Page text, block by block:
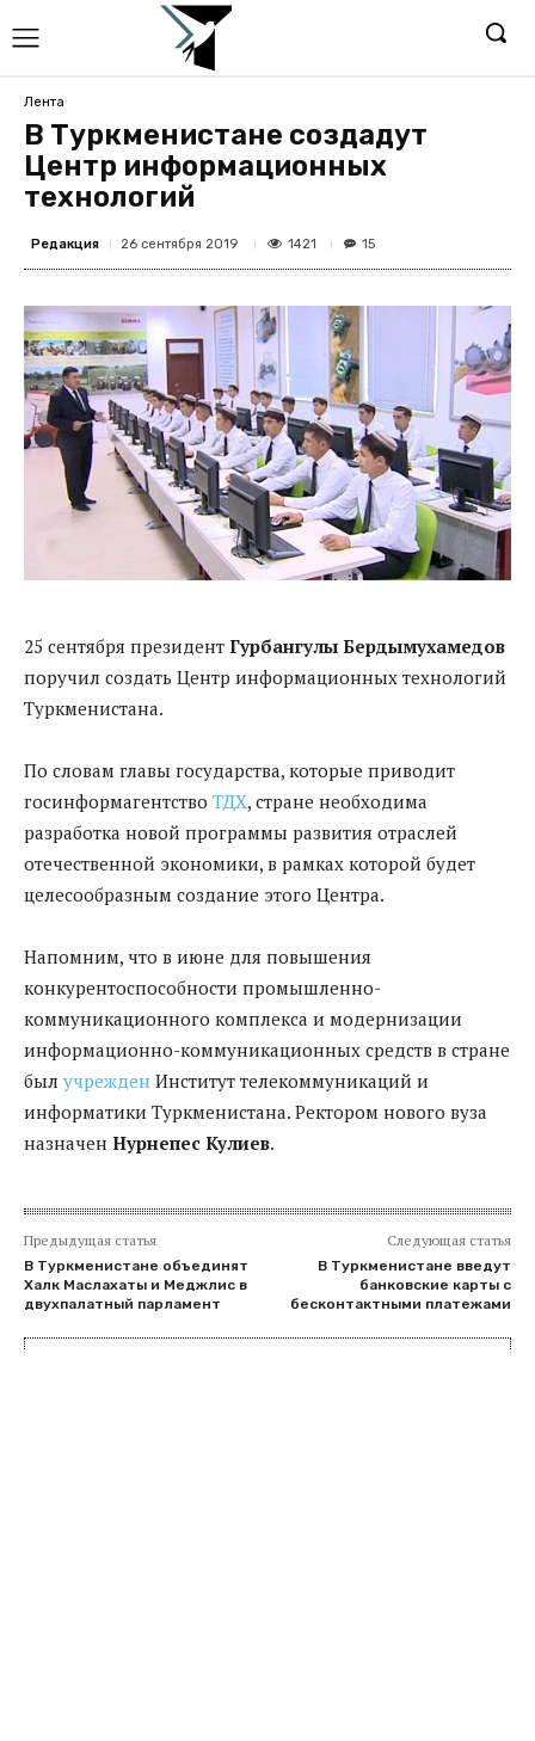
Лента
В Туркменистане создадут
Центр информационных
технологий
Редакция 26 сентября 2019 1421 15
25 сентября президент Гурбангулы Бердымухамедов
поручил создать Центр информационных технологий
Туркменистана.
По словам главы государства, которые приводит
госинформагентство ТДХ, стране необходима
разработка новой программы развития отраслей
отечественной экономики, в рамках которой будет
целесообразным создание этого Центра.
Напомним, что в июне для повышения
конкурентоспособности промышленно-
коммуникационного комплекса и модернизации
информационно-коммуникационных средств в стране
был учрежден Институт телекоммуникаций и
информатики Туркменистана. Ректором нового вуза
назначен Нурнепес Кулиев.
Предыдущая статья
В Туркменистане объединят
Халк Маслахаты и Меджлис в
двухпалатный парламент
Следующая статья
В Туркменистане введут
банковские карты с
бесконтактными платежами